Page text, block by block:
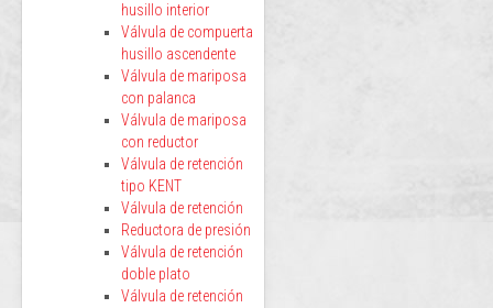
husillo interior
Válvula de compuerta
husillo ascendente
Válvula de mariposa
con palanca
Válvula de mariposa
con reductor
Válvula de retención
tipo KENT
Válvula de retención
Reductora de presión
Válvula de retención
doble plato
Válvula de retención